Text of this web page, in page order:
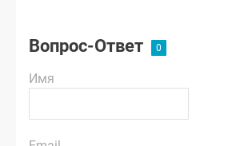
Вопрос-Ответ
Имя